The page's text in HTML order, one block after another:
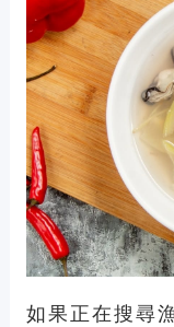
如果正在搜尋